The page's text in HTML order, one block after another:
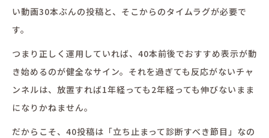
い動画30本ぶんの投稿と、そこからのタイムラグが必要で
す。
つまり正しく運用していれば、40本前後でおすすめ表示が動
き始めるのが健全なサイン。それを過ぎても反応がないチャ
ンネルは、放置すれば1年経っても2年経っても伸びないまま
になりかねません。
だからこそ、40投稿は「立ち止まって診断すべき節目」なの